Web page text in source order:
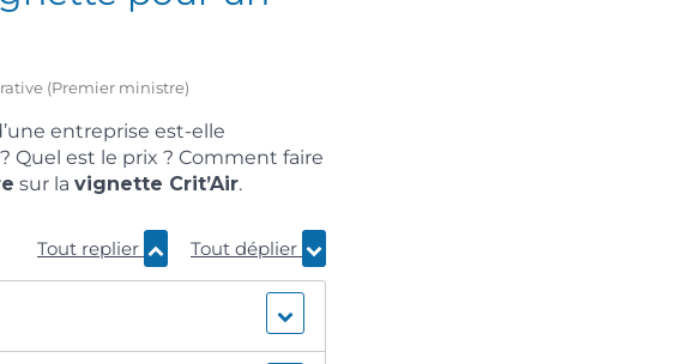
(Premier ministre)
entreprise est-elle
Quel est le prix ? Comment faire
sur la vignette Crit’Air.
Tout replier Tout déplier